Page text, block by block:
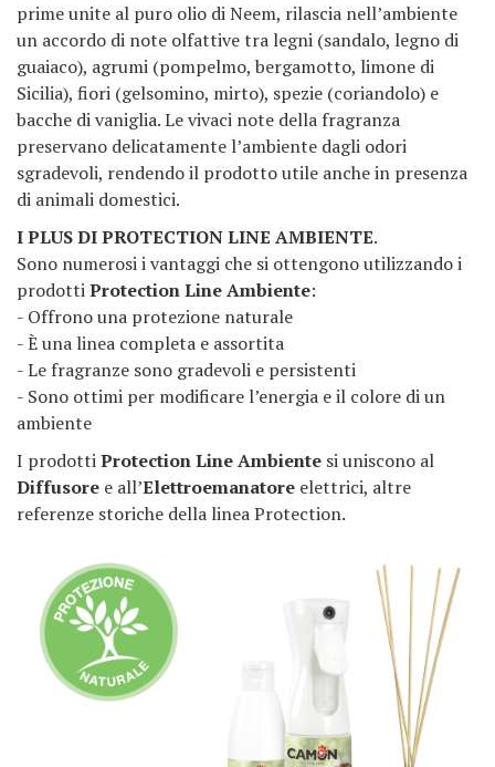
prime unite al puro olio di Neem, rilascia nell’ambiente
un accordo di note olfattive tra legni (sandalo, legno di
guaiaco), agrumi (pompelmo, bergamotto, limone di
Sicilia), fiori (gelsomino, mirto), spezie (coriandolo) e
bacche di vaniglia. Le vivaci note della fragranza
preservano delicatamente l’ambiente dagli odori
sgradevoli, rendendo il prodotto utile anche in presenza
di animali domestici.
I PLUS DI PROTECTION LINE AMBIENTE.
Sono numerosi i vantaggi che si ottengono utilizzando i
prodottiProtection Line Ambiente:
- Offrono una protezione naturale
- È una linea completa e assortita
- Le fragranze sono gradevoli e persistenti
- Sono ottimi per modificare l’energia e il colore di un
ambiente
I prodottiProtection Line Ambiente si uniscono al
Diffusore e all’Elettroemanatore elettrici, altre
referenze storiche della linea Protection.